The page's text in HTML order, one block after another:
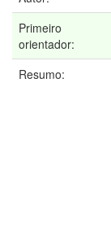
Primeiro
orientador:
Resumo: